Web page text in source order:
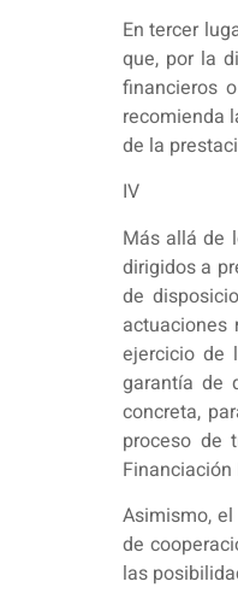
En tercer
que, por la
financieros
recomienda
de la
IV
Más allá de
dirigidos a
de
ejercicio de
garantía de
concreta,
proceso de
Asimismo,
de
las